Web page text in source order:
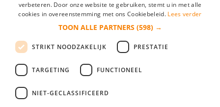
*
login gegevens onthouden
login
Bedrijf aanmelden
verbeteren. Door onze website te gebruiken, stemt u in met alle
cookies in overeenstemming met ons Cookiebeleid. Lees verder
TOON ALLE PARTNERS (598) →
STRIKT NOODZAKELIJK PRESTATIE
TARGETING FUNCTIONEEL
NIET-GECLASSIFICEERD